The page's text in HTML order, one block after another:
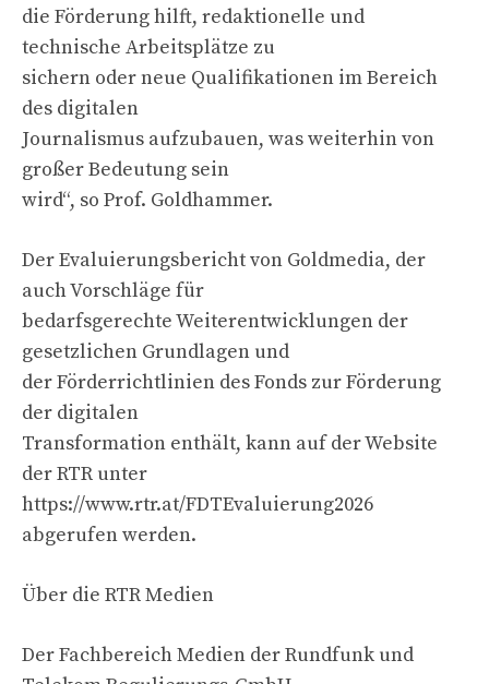
die Förderung hilft, redaktionelle und
technische Arbeitsplätze zu
sichern oder neue Qualifikationen im Bereich
des digitalen
Journalismus aufzubauen, was weiterhin von
großer Bedeutung sein
wird“, so Prof. Goldhammer.
Der Evaluierungsbericht von Goldmedia, der
auch Vorschläge für
bedarfsgerechte Weiterentwicklungen der
gesetzlichen Grundlagen und
der Förderrichtlinien des Fonds zur Förderung
der digitalen
Transformation enthält, kann auf der Website
der RTR unter
https://www.rtr.at/FDTEvaluierung2026
abgerufen werden.
Über die RTR Medien
Der Fachbereich Medien der Rundfunk und